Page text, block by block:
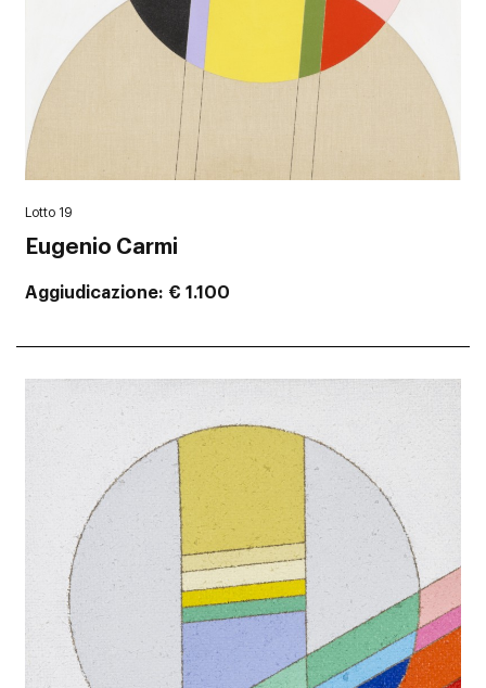
Lotto 19
Eugenio Carmi
Aggiudicazione € 1.100